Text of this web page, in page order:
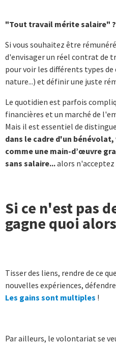
"Tout travail mérite salaire" ?
Si vous souhaitez être
d'envisager un réel contrat de
pour voir les différents types
nature...) et définir une juste
Le quotidien est parfois
financières et un marché de
Mais il est essentiel de
dans le cadre d'un
comme une main-d’œuvre
sans salaire...alors n'acceptez
Si ce n'est pas
gagne quoi
Tisser des liens, rendre de ce
nouvelles expériences,
Les gains sont multiples !
Par ailleurs, le volontariat se